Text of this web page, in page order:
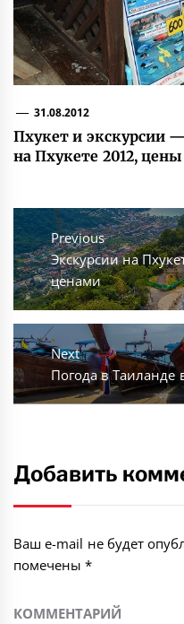
31.08.2012
Пхукет и экскурсии
на Пхукете 2012,
Навигация
по
записям
Previous
Previous
post:
Экскурсии на
ценами
Next
Next
post:
Погода в Таиланде
Добавить
Ваш e-mail не будет
помечены*
КОММЕНТАРИЙ